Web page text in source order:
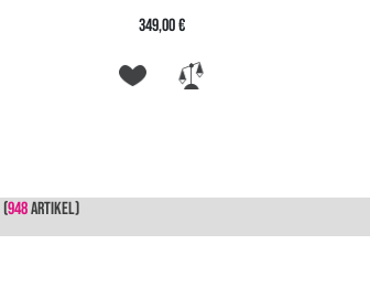
349,00 €
(948ARTIKEL)